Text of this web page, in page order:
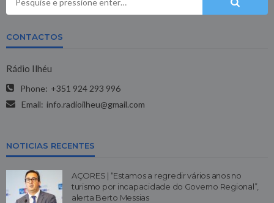
CONTACTOS
Rádio Ilhéu
Phone: +351 924 293 996
Email: info.radioilheu@gmail.com
NOTICIAS RECENTES
AÇORES | “Estamos a regredir vários anos no
turismo por incapacidade do Governo Regional”,
alerta Berto Messias